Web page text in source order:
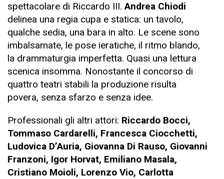
spettacolare di Riccardo III.Andrea Chiodi
delinea una regia cupa e statica: un tavolo,
qualche sedia, una bara in alto. Le scene sono
imbalsamate, le pose ieratiche, il ritmo blando,
la drammaturgia imperfetta. Quasi una lettura
scenica insomma. Nonostante il concorso di
quattro teatri stabili la produzione risulta
povera, senza sfarzo e senza idee.
Professionali gli altri attori: Riccardo Bocci,
Tommaso Cardarelli, Francesca Ciocchetti,
Ludovica D’Auria, Giovanna Di Rauso, Giovanni
Franzoni, Igor Horvat, Emiliano Masala,
Cristiano Moioli, Lorenzo Vio, Carlotta